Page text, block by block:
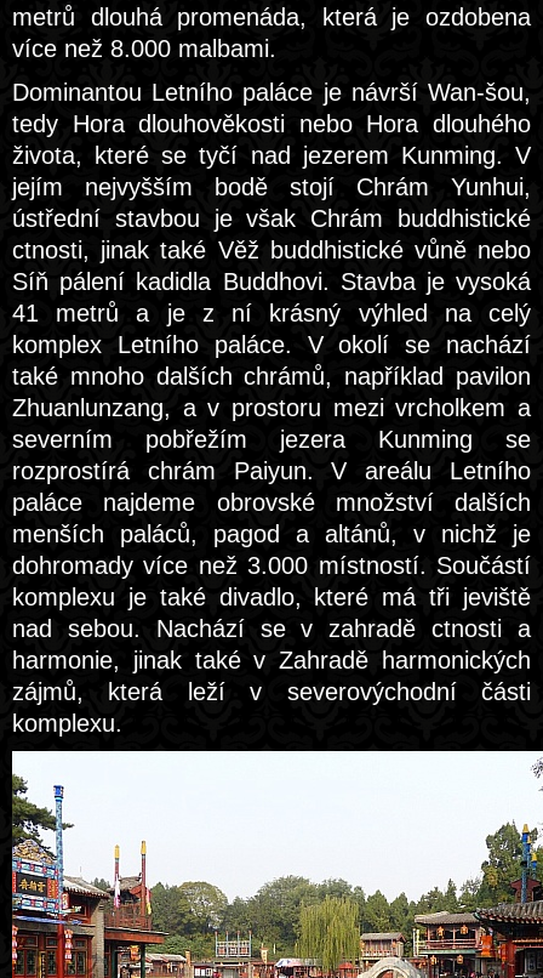
metrů dlouhá promenáda, která je ozdobena
více než 8.000 malbami.
Dominantou Letního paláce je návrší Wan-šou,
tedy Hora dlouhověkosti nebo Hora dlouhého
života, které se tyčí nad jezerem Kunming. V
jejím nejvyšším bodě stojí Chrám Yunhui,
ústřední stavbou je však Chrám buddhistické
ctnosti, jinak také Věž buddhistické vůně nebo
Síň pálení kadidla Buddhovi. Stavba je vysoká
41 metrů a je z ní krásný výhled na celý
komplex Letního paláce. V okolí se nachází
také mnoho dalších chrámů, například pavilon
Zhuanlunzang, a v prostoru mezi vrcholkem a
severním pobřežím jezera Kunming se
rozprostírá chrám Paiyun. V areálu Letního
paláce najdeme obrovské množství dalších
menších paláců, pagod a altánů, v nichž je
dohromady více než 3.000 místností. Součástí
komplexu je také divadlo, které má tři jeviště
nad sebou. Nachází se v zahradě ctnosti a
harmonie, jinak také v Zahradě harmonických
zájmů, která leží v severovýchodní části
komplexu.